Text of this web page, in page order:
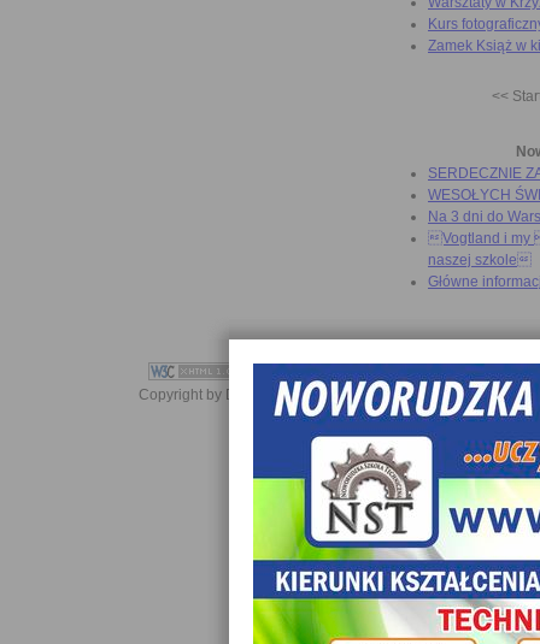
Kurs
Zamek Książ w
<<
SERDECZNIE
WESOŁYCH
Na 3 dni do
Vogtland i my
naszej szkole
Główne
Copyright by Daniel JabĹoĹski 2006-2021. All rights